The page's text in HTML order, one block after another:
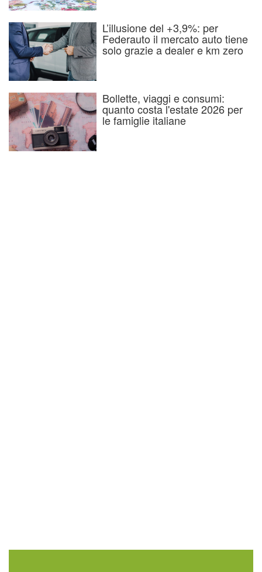
L’illusione del +3,9%: per
Federauto il mercato auto tiene
solo grazie a dealer e km zero
Bollette, viaggi e consumi:
quanto costa l'estate 2026 per
le famiglie italiane